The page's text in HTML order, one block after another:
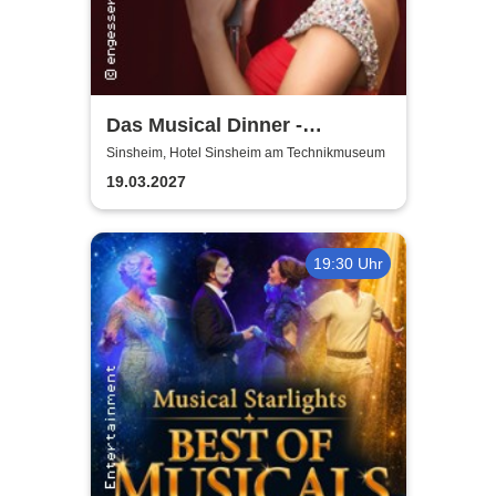
Das Musical Dinner -
Kulinarischer Genuss und
garantierte Unterhaltung
Sinsheim, Hotel Sinsheim am Technikmuseum
19.03.2027
19:30 Uhr